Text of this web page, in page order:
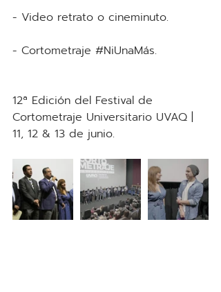
- Video retrato o cineminuto.
- Cortometraje #NiUnaMás.
12ª Edición del Festival de
Cortometraje Universitario UVAQ |
11, 12 & 13 de junio.